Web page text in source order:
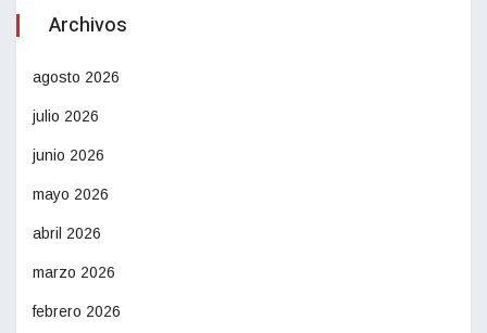
Archivos
agosto 2026
julio 2026
junio 2026
mayo 2026
abril 2026
marzo 2026
febrero 2026